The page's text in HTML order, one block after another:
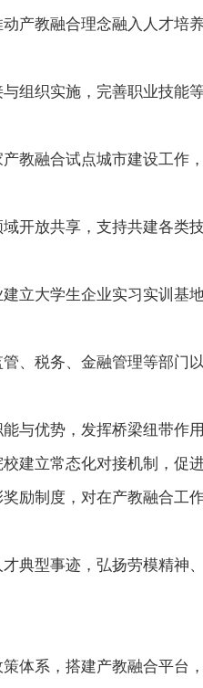
产教融合理念融入人才培
组织实施，完善职业技能
教融合试点城市建设工作
开放共享，支持共建各类
立大学生企业实习实训基
、税务、金融管理等部门
与优势，发挥桥梁纽带作
建立常态化对接机制，促
励制度，对在产教融合工
典型事迹，弘扬劳模精神
体系，搭建产教融合平台